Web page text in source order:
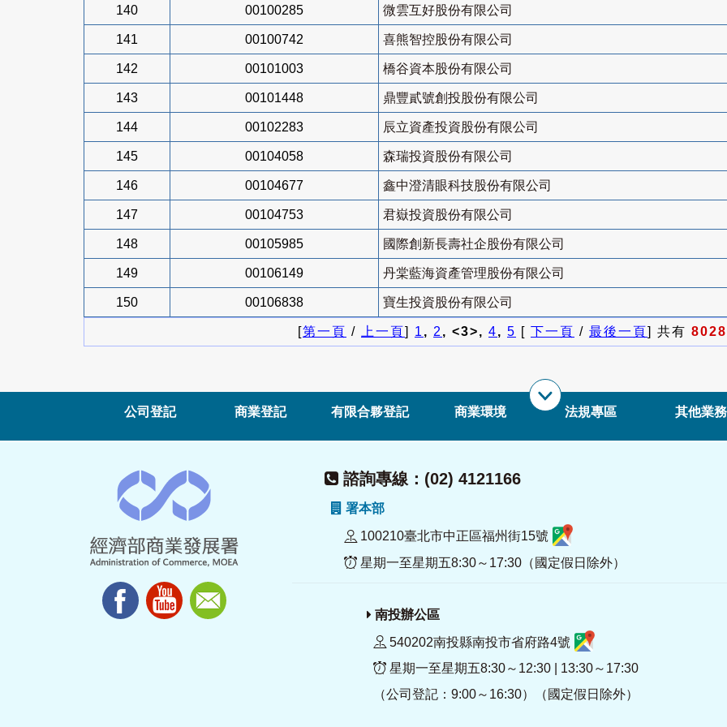
140 00100285 微雲互好股份有限公司
141 00100742 喜熊智控股份有限公司
142 00101003 橋谷資本股份有限公司
143 00101448 鼎豐貳號創投股份有限公司
144 00102283 辰立資產投資股份有限公司
145 00104058 森瑞投資股份有限公司
146 00104677 鑫中澄清眼科技股份有限公司
147 00104753 君嶽投資股份有限公司
148 00105985 國際創新長壽社企股份有限公司
149 00106149 丹棠藍海資產管理股份有限公司
150 00106838 寶生投資股份有限公司
[第一頁 / 上一頁] 1, 2, <3>, 4, 5 [ 下一頁 / 最後一頁] 共有 8028
公司登記 商業登記 有限合夥登記 商業環境 法規專區 其他業務
諮詢專線：(02) 4121166
署本部
100210臺北市中正區福州街15號
星期一至星期五8:30～17:30（國定假日除外）
南投辦公區
540202南投縣南投市省府路4號
星期一至星期五8:30～12:30 | 13:30～17:30
（公司登記：9:00～16:30）（國定假日除外）